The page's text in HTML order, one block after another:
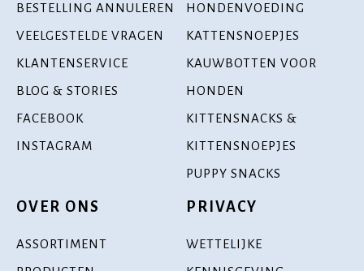
BESTELLING ANNULEREN
VEELGESTELDE VRAGEN
KLANTENSERVICE
BLOG & STORIES
FACEBOOK
INSTAGRAM
HONDENVOEDING
KATTENSNOEPJES
KAUWBOTTEN VOOR
HONDEN
KITTENSNACKS &
KITTENSNOEPJES
PUPPY SNACKS
OVER ONS
ASSORTIMENT
PRIVACY
WETTELIJKE